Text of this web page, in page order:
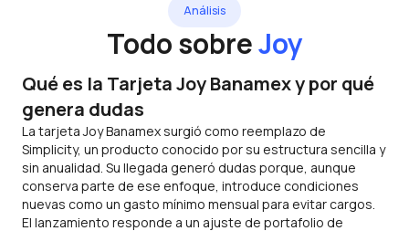
Análisis
Todo sobreJoy
Qué es la Tarjeta Joy Banamex y por qué
genera dudas
La tarjeta Joy Banamex surgió como reemplazo de
Simplicity, un producto conocido por su estructura sencilla y
sin anualidad. Su llegada generó dudas porque, aunque
conserva parte de ese enfoque, introduce condiciones
nuevas como un gasto mínimo mensual para evitar cargos.
El lanzamiento responde a un ajuste de portafolio de